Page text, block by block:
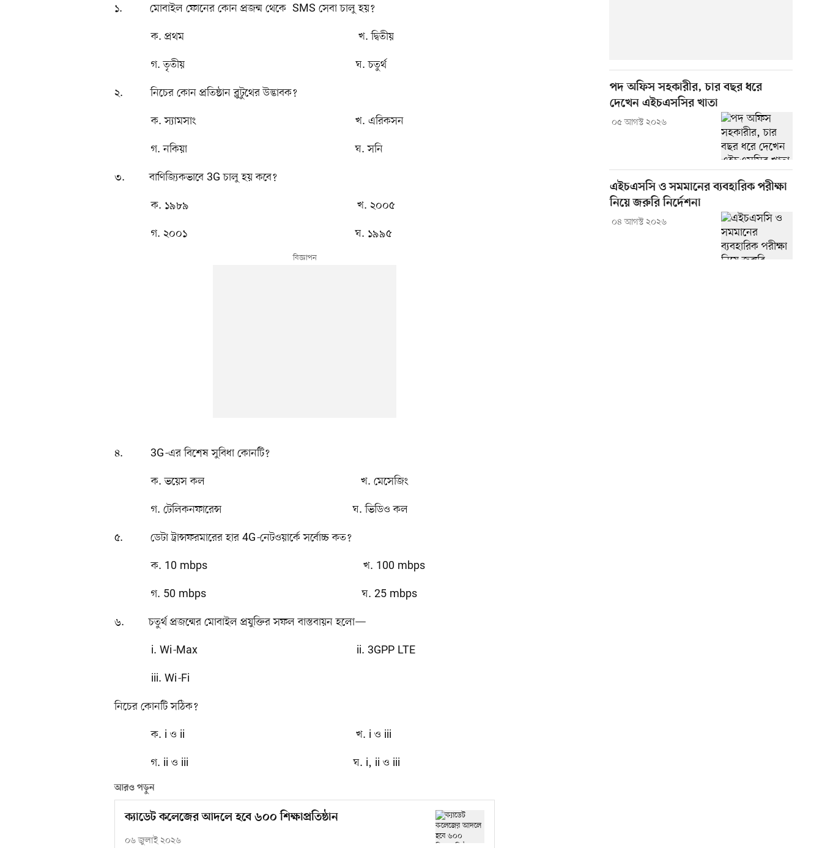
১. মোবাইল ফোনের কোন প্রজন্ম থেকে SMS সেবা চালু হয়?
ক. প্রথম খ. দ্বিতীয়
গ. তৃতীয় ঘ. চতুর্থ
২. নিচের কোন প্রতিষ্ঠান ব্লুটুথের উদ্ভাবক?
ক. স্যামসাং খ. এরিকসন
গ. নকিয়া ঘ. সনি
৩. বাণিজ্যিকভাবে 3G চালু হয় কবে?
ক. ১৯৮৯ খ. ২০০৫
গ. ২০০১ ঘ. ১৯৯৫
৪. 3G-এর বিশেষ সুবিধা কোনটি?
ক. ভয়েস কল খ. মেসেজিং
গ. টেলিকনফারেন্স ঘ. ভিডিও কল
৫. ডেটা ট্রান্সফরমারের হার 4G-নেটওয়ার্কে সর্বোচ্চ কত?
ক. 10 mbps খ. 100 mbps
গ. 50 mbps ঘ. 25 mbps
৬. চতুর্থ প্রজন্মের মোবাইল প্রযুক্তির সফল বাস্তবায়ন হলো—
i. Wi-Max ii. 3GPP LTE
iii. Wi-Fi
নিচের কোনটি সঠিক?
ক. i ও ii খ. i ও iii
গ. ii ও iii ঘ. i, ii ও iii
আরও পড়ুন
ক্যাডেট কলেজের আদলে হবে ৬০০ শিক্ষাপ্রতিষ্ঠান
০৬ জুলাই ২০২৬
পদ অফিস সহকারীর, চার বছর ধরে
দেখেন এইচএসসির খাতা
০৫ আগস্ট ২০২৬
এইচএসসি ও সমমানের ব্যবহারিক পরীক্ষা
নিয়ে জরুরি নির্দেশনা
০৪ আগস্ট ২০২৬